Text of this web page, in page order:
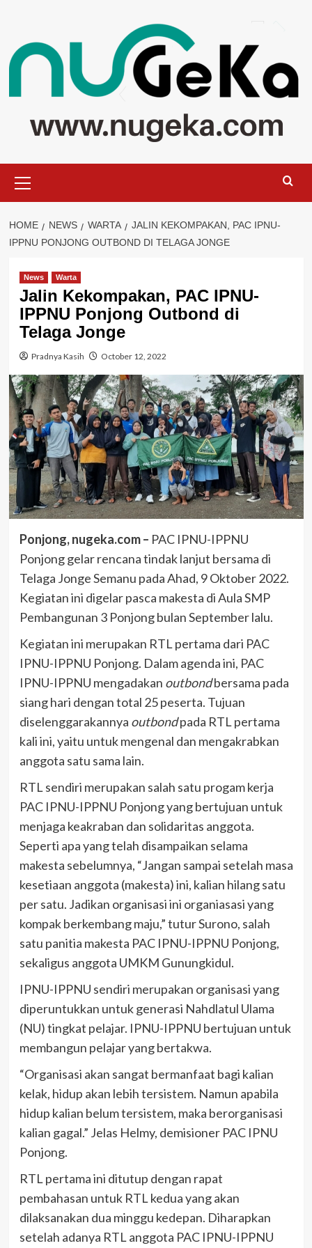
content
Menu
HOME NEWS WARTA
JALIN KEKOMPAKAN, PAC IPNU-
IPPNU PONJONG OUTBOND DI TELAGA JONGE
News Warta
Jalin Kekompakan, PAC IPNU-
IPPNU Ponjong Outbond di
Telaga Jonge
Pradnya Kasih October 12, 2022
Ponjong, nugeka.com – PAC IPNU-IPPNU
Ponjong gelar rencana tindak lanjut bersama di
Telaga Jonge Semanu pada Ahad, 9 Oktober 2022.
Kegiatan ini digelar pasca makesta di Aula SMP
Pembangunan 3 Ponjong bulan September lalu.
Kegiatan ini merupakan RTL pertama dari PAC
IPNU-IPPNU Ponjong. Dalam agenda ini, PAC
IPNU-IPPNU mengadakan outbondbersama pada
siang hari dengan total 25 peserta. Tujuan
diselenggarakannya outbondpada RTL pertama
kali ini, yaitu untuk mengenal dan mengakrabkan
anggota satu sama lain.
RTL sendiri merupakan salah satu progam kerja
PAC IPNU-IPPNU Ponjong yang bertujuan untuk
menjaga keakraban dan solidaritas anggota.
Seperti apa yang telah disampaikan selama
makesta sebelumnya, “Jangan sampai setelah masa
kesetiaan anggota (makesta) ini, kalian hilang satu
per satu. Jadikan organisasi ini organiasasi yang
kompak berkembang maju,” tutur Surono, salah
satu panitia makesta PAC IPNU-IPPNU Ponjong,
sekaligus anggota UMKM Gunungkidul.
IPNU-IPPNU sendiri merupakan organisasi yang
diperuntukkan untuk generasi Nahdlatul Ulama
(NU) tingkat pelajar. IPNU-IPPNU bertujuan untuk
membangun pelajar yang bertakwa.
“Organisasi akan sangat bermanfaat bagi kalian
kelak, hidup akan lebih tersistem. Namun apabila
hidup kalian belum tersistem, maka berorganisasi
kalian gagal.” Jelas Helmy, demisioner PAC IPNU
Ponjong.
RTL pertama ini ditutup dengan rapat
pembahasan untuk RTL kedua yang akan
dilaksanakan dua minggu kedepan. Diharapkan
setelah adanya RTL anggota PAC IPNU-IPPNU